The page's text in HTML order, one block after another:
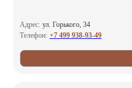
Адрес: ул. Горького, 34
Телефон: +7 499 938-93-49